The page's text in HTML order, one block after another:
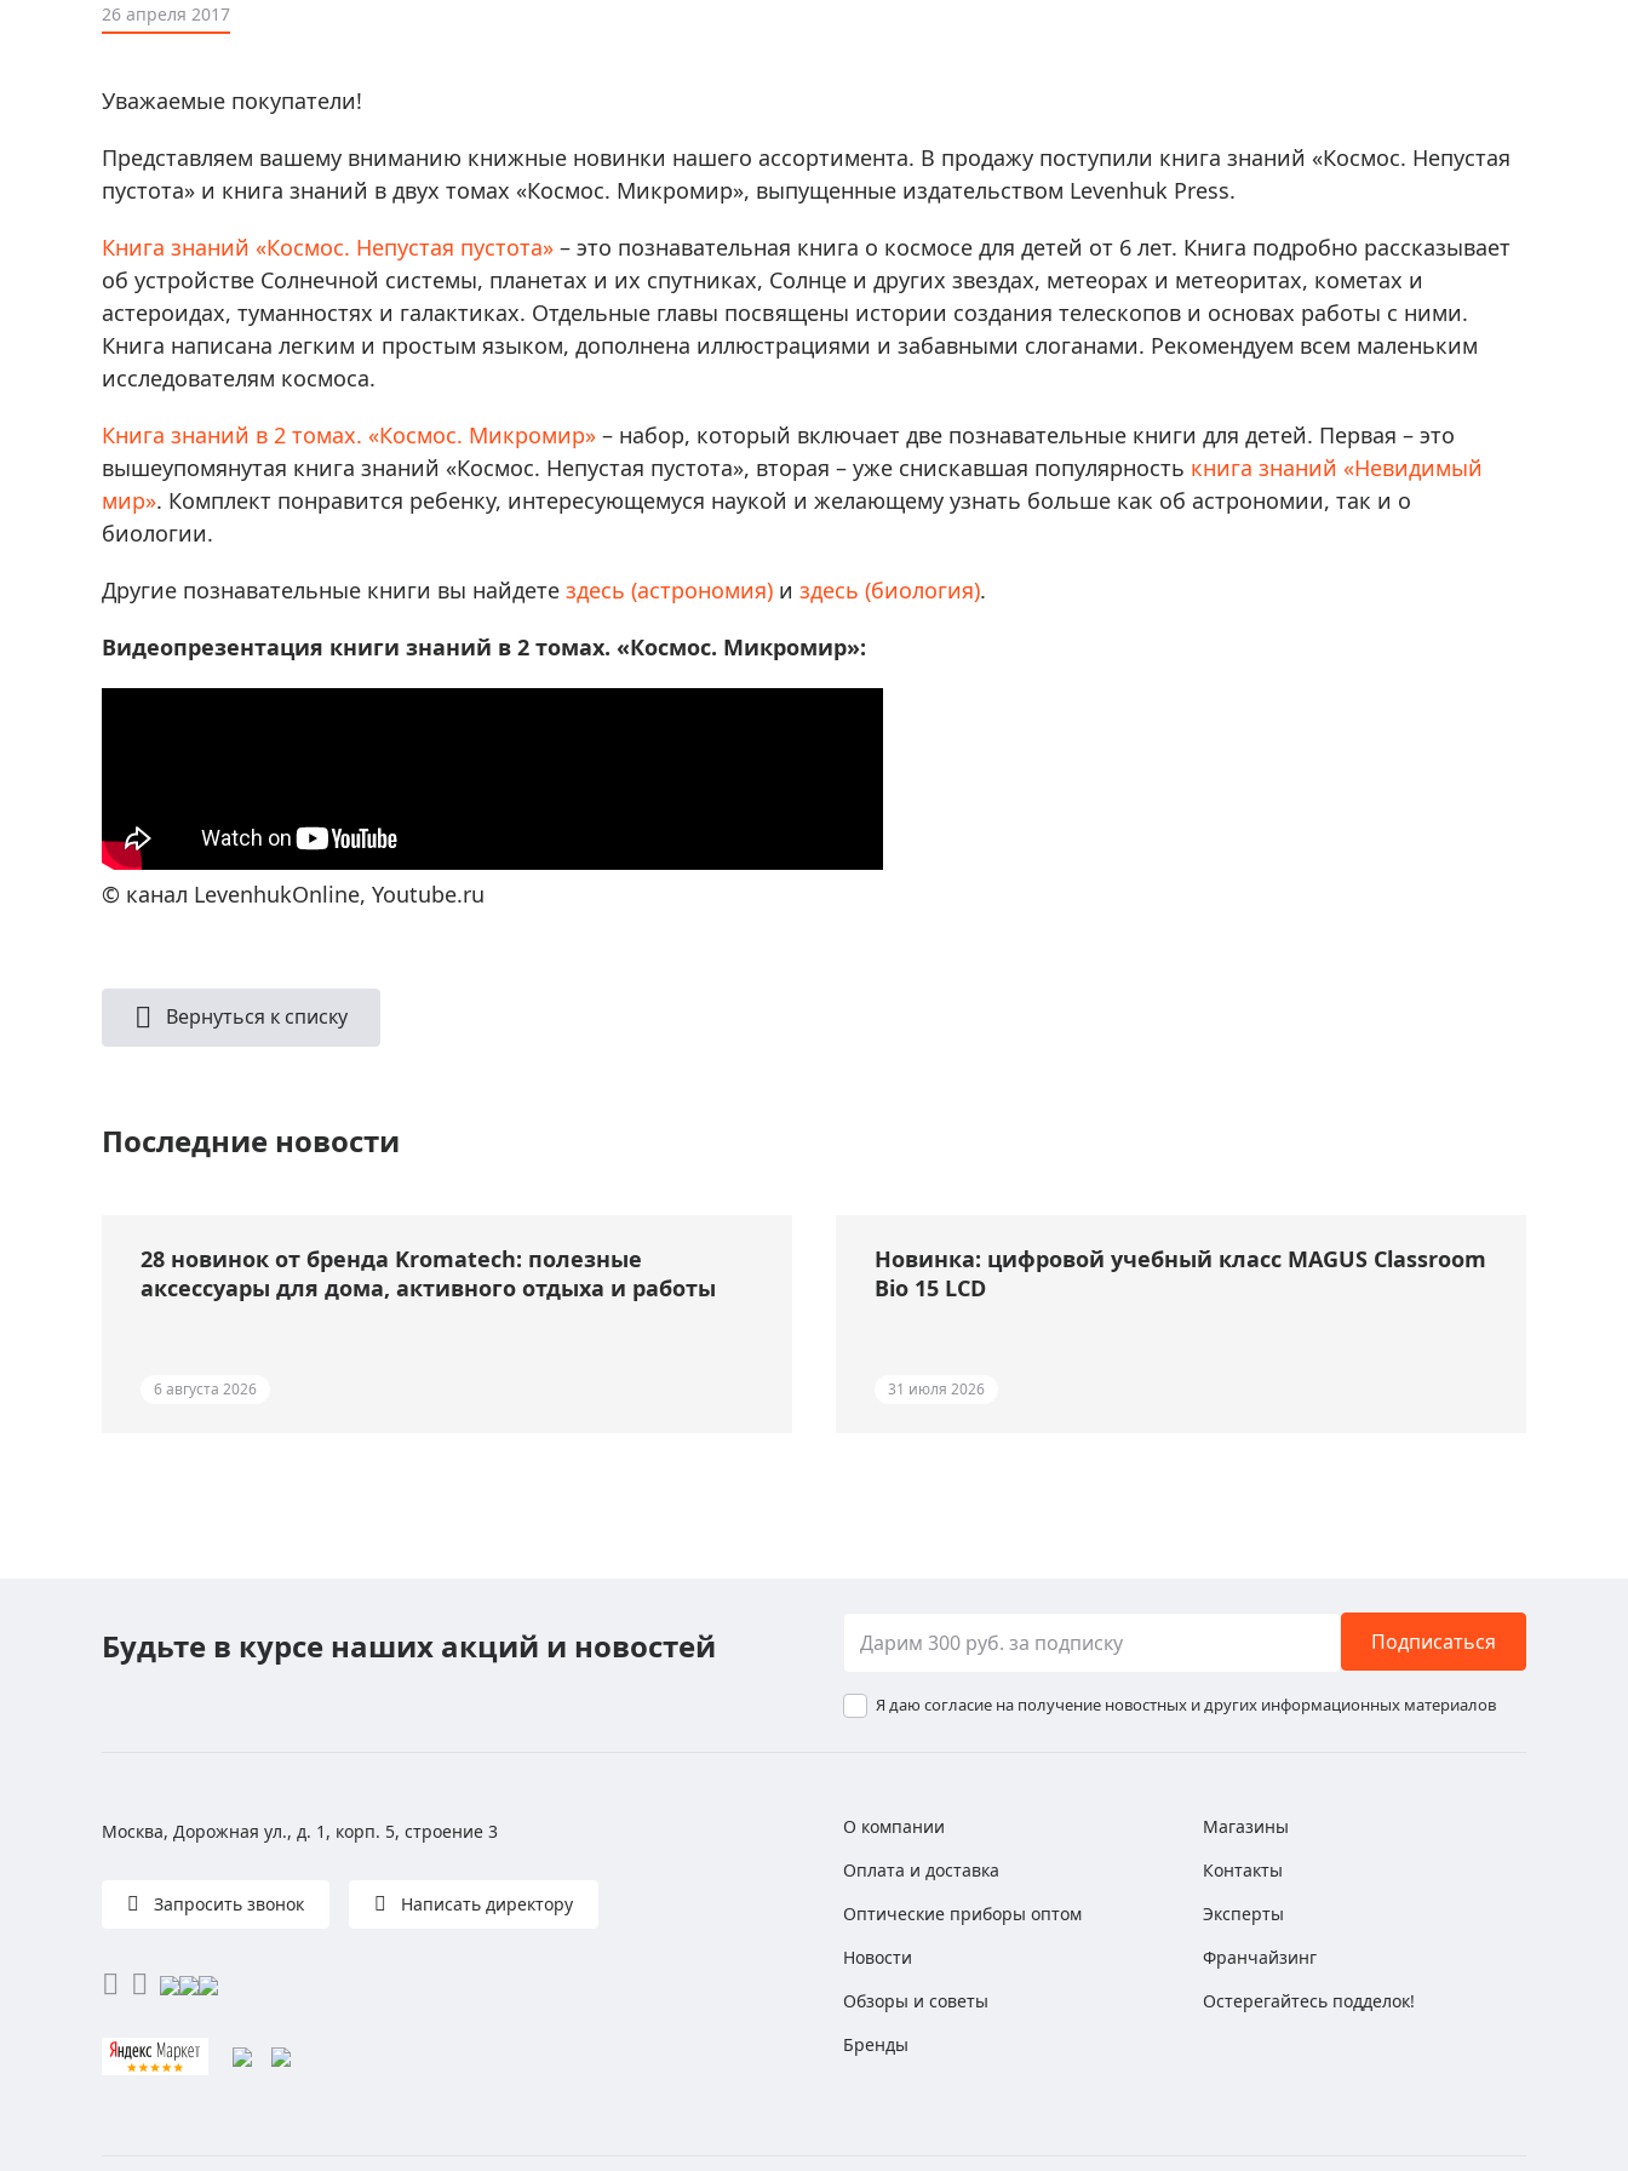
Приборы ночного видения
Фотогаджеты
Discovery (Дискавери)
Оптика для детей Levenhuk LabZZ
Астропланетарии
Подарки
Хиты продаж
Акции
Распродажа выставочных образцов
Средства для очистки оптики
Трихинеллоскопы
Элементы питания, карты памяти
Фотоловушки
Лазерные дальномеры
Измерители параметров окружающей
Термометры кулинарные (термощупы)
Видеоэндоскопы
Курвиметры
Тестеры качества воды
Металлоискатели
Теодолиты
Прочее
26 апреля 2017
Уважаемые покупатели!
Представляем вашему вниманию книжные новинки нашего ассортимента. В продажу поступили книга знаний «Космос. Непустая
пустота» и книга знаний в двух томах «Космос. Микромир», выпущенные издательством Levenhuk Press.
Книга знаний «Космос. Непустая пустота» – это познавательная книга о космосе для детей от 6 лет. Книга подробно рассказывает
об устройстве Солнечной системы, планетах и их спутниках, Солнце и других звездах, метеорах и метеоритах, кометах и
астероидах, туманностях и галактиках. Отдельные главы посвящены истории создания телескопов и основах работы с ними.
Книга написана легким и простым языком, дополнена иллюстрациями и забавными слоганами. Рекомендуем всем маленьким
исследователям космоса.
Книга знаний в 2 томах. «Космос. Микромир» – набор, который включает две познавательные книги для детей. Первая – это
вышеупомянутая книга знаний «Космос. Непустая пустота», вторая – уже снискавшая популярность книга знаний «Невидимый
мир». Комплект понравится ребенку, интересующемуся наукой и желающему узнать больше как об астрономии, так и о
биологии.
Другие познавательные книги вы найдете здесь (астрономия) и здесь (биология).
Видеопрезентация книги знаний в 2 томах. «Космос. Микромир»:
© канал LevenhukOnline, Youtube.ru
Вернуться к списку
Последние новости
28 новинок от бренда Kromatech: полезные
аксессуары для дома, активного отдыха и работы
6 августа 2026
Новинка: цифровой учебный класс MAGUS Classroom
Bio 15 LCD
31 июля 2026
Будьте в курсе наших акций и новостей Подписаться
Я даю согласие на получение новостных и других информационных материалов
Москва, Дорожная ул., д. 1, корп. 5, строение 3
Запросить звонок Написать директору
О компании
Оплата и доставка
Оптические приборы оптом
Новости
Обзоры и советы
Бренды
Магазины
Контакты
Эксперты
Франчайзинг
Остерегайтесь подделок!